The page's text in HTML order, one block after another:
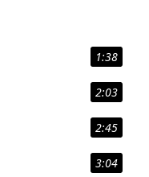
1:38
2:03
2:45
3:04